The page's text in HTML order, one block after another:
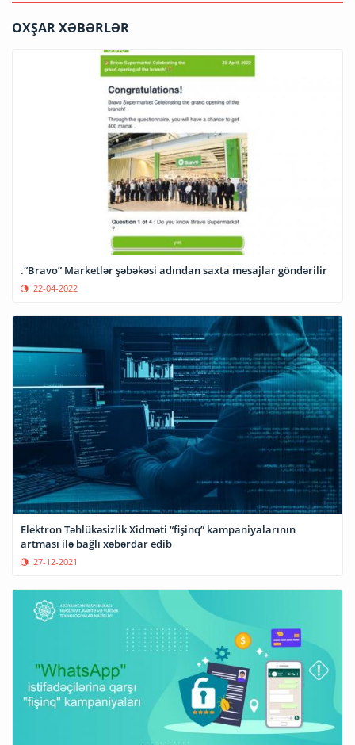
OXŞAR XƏBƏRLƏR
.“Bravo” Marketlər şəbəkəsi adından saxta mesajlar göndərilir
22-04-2022
Elektron Təhlükəsizlik Xidməti “fişinq” kampaniyalarının
artması ilə bağlı xəbərdar edib
27-12-2021